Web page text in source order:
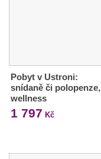
Pobyt v Ustroni:
snídaně či polopenze,
wellness
1 797 Kč